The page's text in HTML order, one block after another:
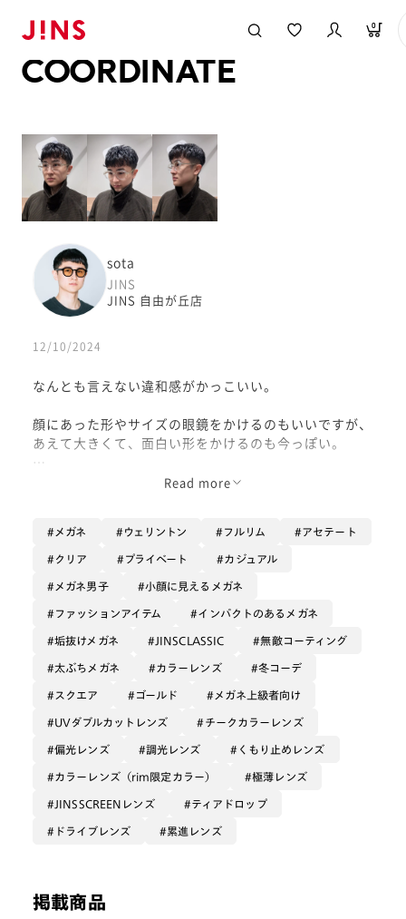
0
COORDINATE
sota
JINS
JINS 自由が丘店
12/10/2024
なんとも言えない違和感がかっこいい。
顔にあった形やサイズの眼鏡をかけるのもいいですが、
あえて大きくて、面白い形をかけるのも今っぽい。
度無しのクリアレンズ、もしくはライトカラーをいれて
着用カラー : クリア
Read more
メガネ ウェリントン フルリム アセテート
クリア プライベート カジュアル
メガネ男子 小顔に見えるメガネ
ファッションアイテム インパクトのあるメガネ
垢抜けメガネ JINSCLASSIC 無敵コーティング
太ぶちメガネ カラーレンズ 冬コーデ
スクエア ゴールド メガネ上級者向け
UVダブルカットレンズ チークカラーレンズ
偏光レンズ 調光レンズ くもり止めレンズ
カラーレンズ（rim限定カラー） 極薄レンズ
JINSSCREENレンズ ティアドロップ
ドライブレンズ 累進レンズ
掲載商品